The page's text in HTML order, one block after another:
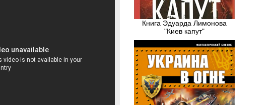
Книга Эдуарда Лимонова
"Киев капут"